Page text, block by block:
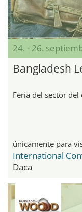
24. - 26.
Bangladesh
Feria del sector
únicamente para
Daca